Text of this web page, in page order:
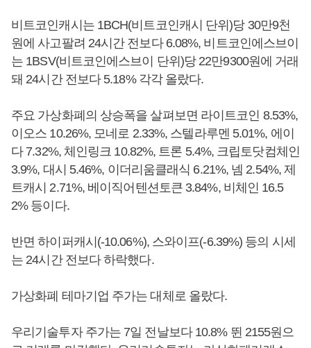
비트코인캐시는 1BCH(비트코인캐시 단위)당 30만9천
원에 사고팔려 24시간 전보다 6.08%, 비트코인에스브이
는 1BSV(비트코인에스브이 단위)당 22만9300원에 거래
돼 24시간 전보다 5.18% 각각 올랐다.
주요 가상화폐의 상승폭을 살펴보면 라이트코인 8.53%,
이오스 10.26%, 모네로 2.33%, 스텔라루멘 5.01%, 에이
다 7.32%, 체인링크 10.82%, 트론 5.4%, 크립토닷컴체인
3.9%, 대시 5.46%, 이더리움클래식 6.21%, 넴 2.54%, 제
트캐시 2.71%, 베이직어텐션토큰 3.84%, 비체인 16.5
2% 등이다.
반면 하이퍼캐시(-10.06%), 스와이프(-6.39%) 등의 시세
는 24시간 전보다 하락했다.
가상화폐 테마기업 주가는 대체로 올랐다.
우리기술투자 주가는 7일 전날보다 10.8% 뛴 2155원으